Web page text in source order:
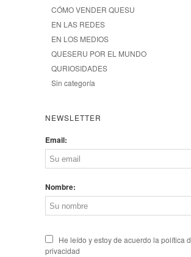
CÓMO VENDER QUESU
EN LAS REDES
EN LOS MEDIOS
QUESERU POR EL MUNDO
QURIOSIDADES
Sin categoría
NEWSLETTER
Email:
Nombre:
He leído y estoy de acuerdo la política
privacidad